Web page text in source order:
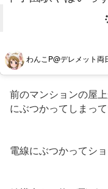
わんこP@デレメット両
前のマンションの屋
にぶつかってしまって
電線にぶつかってシ